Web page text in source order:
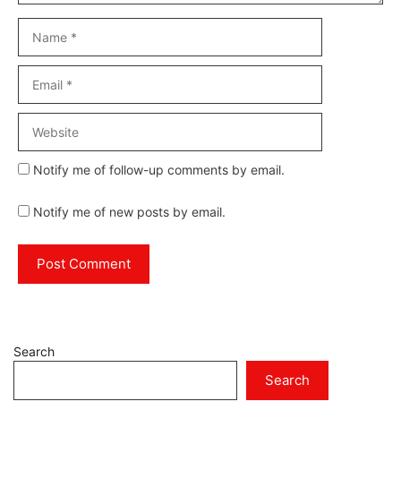
Notify me of follow-up comments by email.
Notify me of new posts by email.
Search
Search